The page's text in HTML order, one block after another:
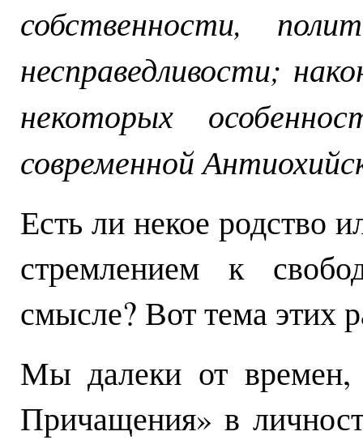
собственности,
несправедливости;
некоторых
современной
Есть ли некое родство
стремлением к
смысле? Вот тема этих
Мы далеки от времен,
Причащения» в